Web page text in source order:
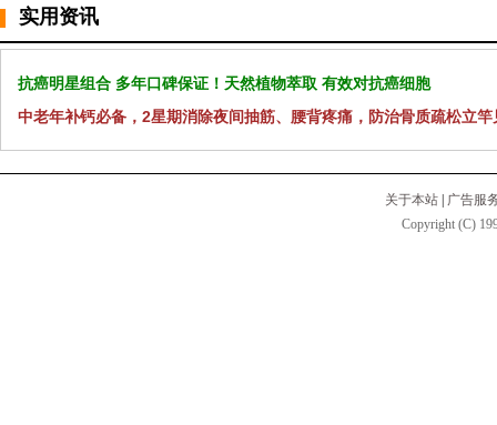
实用资讯
抗癌明星组合 多年口碑保证！天然植物萃取 有效对抗癌细胞
中老年补钙必备，2星期消除夜间抽筋、腰背疼痛，防治骨质疏松立竿
关于本站
广告服
Copyright (C)